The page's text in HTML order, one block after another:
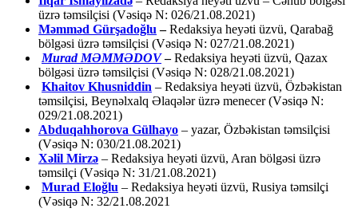
üzrə təmsilçisi (Vəsiqə N: 026/21.08.2021)
Məmməd Gürşadoğlu –Redaksiya heyəti üzvü, Qarabağ
bölgəsi üzrə təmsilçisi (Vəsiqə N: 027/21.08.2021)
Murad MƏMMƏDOV –Redaksiya heyəti üzvü, Qazax
bölgəsi üzrə təmsilçisi (Vəsiqə N: 028/21.08.2021)
Khaitov Khusniddin – Redaksiya heyəti üzvü, Özbəkistan
təmsilçisi, Beynəlxalq Əlaqələr üzrə menecer (Vəsiqə N:
029/21.08.2021)
Abduqahhorova Gülhayo – yazar, Özbəkistan təmsilçisi
(Vəsiqə N: 030/21.08.2021)
Xəlil Mirzə – Redaksiya heyəti üzvü, Aran bölgəsi üzrə
təmsilçi (Vəsiqə N: 31/21.08.2021)
Murad Eloğlu – Redaksiya heyəti üzvü, Rusiya təmsilçi
(Vəsiqə N: 32/21.08.2021